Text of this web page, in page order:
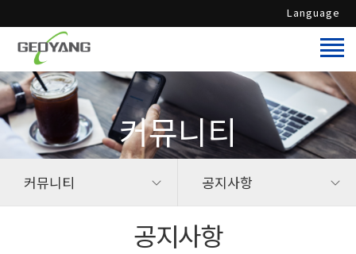
Language
커뮤니티
커뮤니티 공지사항
공지사항